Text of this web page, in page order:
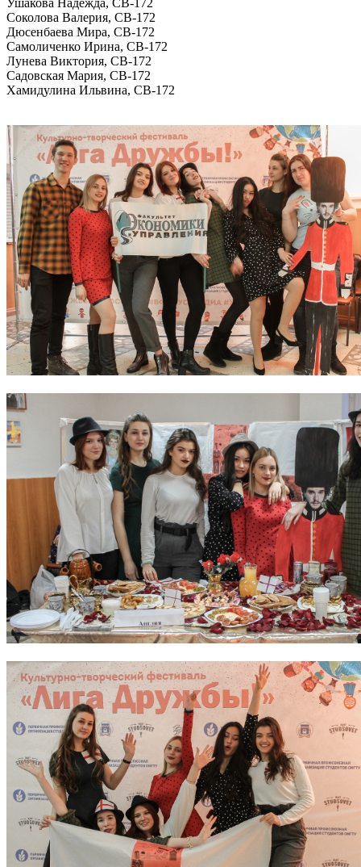
Соколова Валерия, СВ-172
Дюсенбаева Мира, СВ-172
Самоличенко Ирина, СВ-172
Лунева Виктория, СВ-172
Садовская Мария, СВ-172
Хамидулина Ильвина, СВ-172